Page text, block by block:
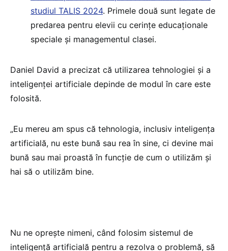
studiul TALIS 2024. Primele două sunt legate de
predarea pentru elevii cu cerințe educaționale
speciale și managementul clasei.
Daniel David a precizat că utilizarea tehnologiei și a
inteligenței artificiale depinde de modul în care este
folosită.
„Eu mereu am spus că tehnologia, inclusiv inteligența
artificială, nu este bună sau rea în sine, ci devine mai
bună sau mai proastă în funcție de cum o utilizăm și
hai să o utilizăm bine.
Nu ne oprește nimeni, când folosim sistemul de
inteligență artificială pentru a rezolva o problemă, să